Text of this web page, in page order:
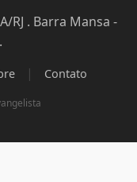
RJ . Barra Mansa -
| Contato